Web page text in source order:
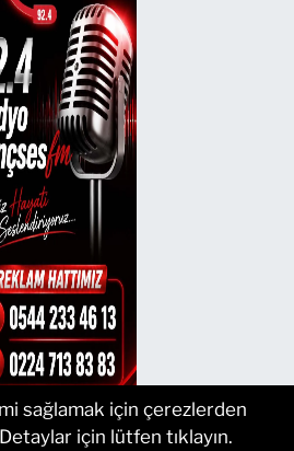
sağlamak için çerezlerden
için lütfen tıklayın.